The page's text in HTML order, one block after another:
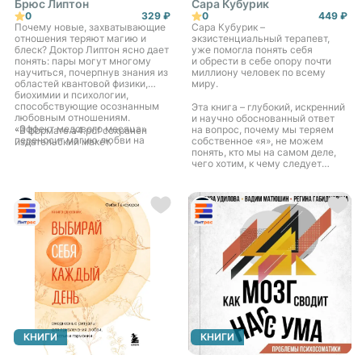
Брюс Липтон
0
329 ₽
Почему новые, захватывающие
отношения теряют магию и
блеск? Доктор Липтон ясно дает
понять: пары могут многому
научиться, почерпнув знания из
областей квантовой физики,
биохимии и психологии,
способствующие осознанным
любовным отношениям.
«Эффект медового месяца»
переносит магию любви на
-В формате a4.pdf сохранен
издательский макет.
Сара Кубурик
0
449 ₽
Сара Кубурик –
экзистенциальный терапевт,
уже помогла понять себя
и обрести в себе опору почти
миллиону человек по всему
миру.
Эта книга – глубокий, искренний
и научно обоснованный ответ
на вопрос, почему мы теряем
собственное «я», не можем
понять, кто мы на самом деле,
чего хотим, к чему следует
как обрести себя заново и жить
счастливо в гармонии со своим
внутренним миром.
КНИГИ КНИГИ